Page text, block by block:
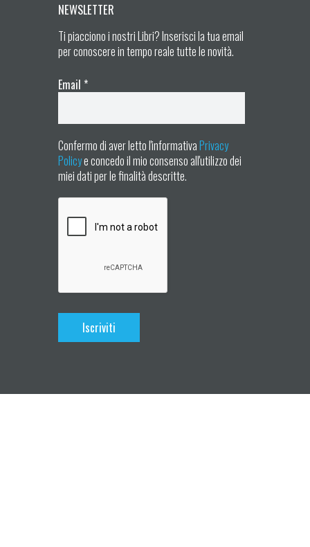
NEWSLETTER
Ti piacciono i nostri Libri? Inserisci la tua email
per conoscere in tempo reale tutte le novità.
Email *
Confermo di aver letto l'informativaPrivacy
Policye concedo il mio consenso all'utilizzo dei
miei dati per le finalità descritte.